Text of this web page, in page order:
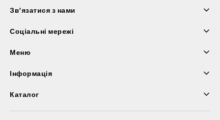
Зв’язатися з нами
Соціальні мережі
Меню
Інформація
Каталог